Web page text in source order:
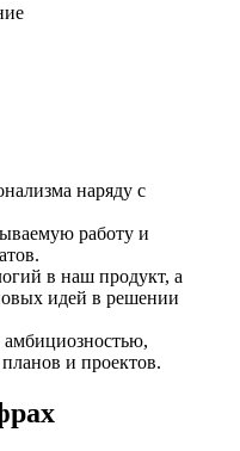
наряду с
работу и
в наш продукт, а
идей в решении
и проектов.